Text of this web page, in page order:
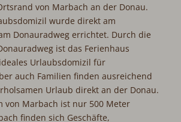
von Marbach an der Donau.
wurde direkt am
Donauradweg errichtet. Durch die
ist das Ferienhaus
Urlaubsdomizil für
auch Familien finden ausreichend
Urlaub direkt an der Donau.
von Marbach ist nur 500 Meter
finden sich Geschäfte,